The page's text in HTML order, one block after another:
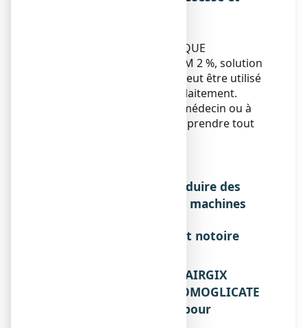
ALAIRGIX RHINITE ALLERGIQUE
CROMOGLICATE DE SODIUM 2 %, solution
pour pulvérisation nasale peut être utilisé
pendant la grossesse et l'allaitement.
Demandez conseil à votre médecin ou à
votre pharmacien avant de prendre tout
Effets sur l'aptitude à conduire des
véhicules ou à utiliser des machines
Liste des excipients à effet notoire
3. COMMENT UTILISER ALAIRGIX
RHINITE ALLERGIQUE CROMOGLICATE
DE SODIUM 2%, solution pour